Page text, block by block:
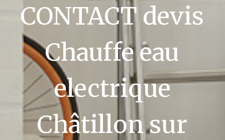
CONTACT devis
Chauffe eau
electrique
Châtillon sur